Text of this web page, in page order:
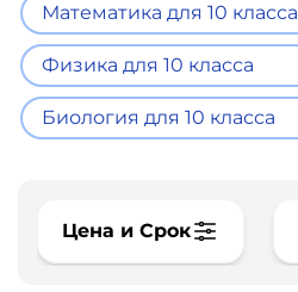
Математика для 10 класса
Физика для 10 класса
Биология для 10 класса
Цена и Срок
Видео,
фото,
аудио
Иностранный